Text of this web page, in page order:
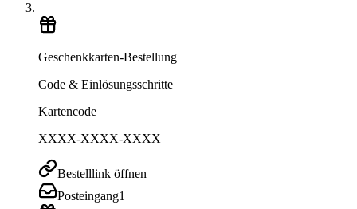
Geschenkkarten-Bestellung
Code & Einlösungsschritte
Kartencode
XXXX-XXXX-XXXX
Bestelllink öffnen
Posteingang1